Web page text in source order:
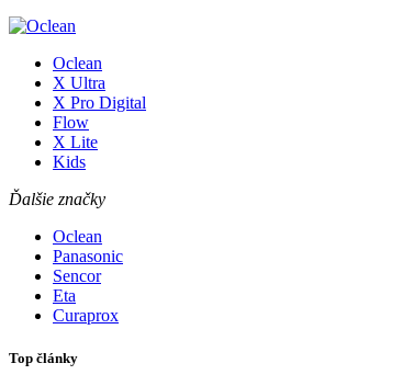
Oclean
X Ultra
X Pro Digital
Flow
X Lite
Kids
Ďalšie značky
Oclean
Panasonic
Sencor
Eta
Curaprox
Top články